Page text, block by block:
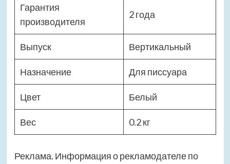
Гарантия
производителя
2 года
Выпуск Вертикальный
Назначение Для писсуара
Цвет Белый
Вес 0.2 кг
Реклама. Информация о рекламодателе по